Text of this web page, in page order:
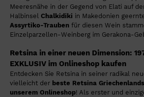
Meeresnähe in der Gegend von Elati auf
Halbinsel Chalkidiki in Makedonien
Assyrtiko-Trauben für diesen Wein
Einzelparzellen-Weinberg im Gerakona-
Retsina in einer neuen Dimension:
EXKLUSIV im Onlineshop kaufen
Entdecken Sie Retsina in seiner radikal
vielleicht der beste Retsina
unserem Onlineshop! Als erster und